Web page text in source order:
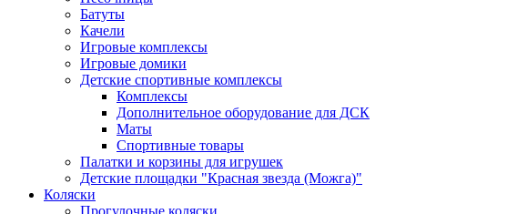
Батуты
Качели
Игровые комплексы
Игровые домики
Детские спортивные комплексы
Комплексы
Дополнительное оборудование для ДСК
Маты
Спортивные товары
Палатки и корзины для игрушек
Детские площадки "Красная звезда (Можга)"
Коляски
Прогулочные коляски